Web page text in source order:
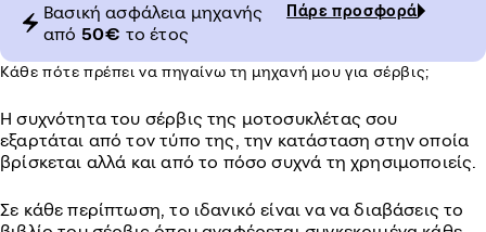
Βασική ασφάλεια μηχανής
από 50€ το έτος
Πάρε προσφορά
Κάθε πότε πρέπει να πηγαίνω τη μηχανή μου για σέρβις;
Η συχνότητα του σέρβις της μοτοσυκλέτας σου
εξαρτάται από τον τύπο της, την κατάσταση στην οποία
βρίσκεται αλλά και από το πόσο συχνά τη χρησιμοποιείς.
Σε κάθε περίπτωση, το ιδανικό είναι να να διαβάσεις το